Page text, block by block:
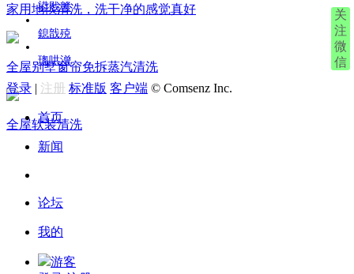
家用地毯清洗，洗干净的感觉真好
全屋别墅窗帘免拆蒸汽清洗
全屋软装清洗
鍙戝竷
鎴戠殑
璁哄潧
关
注
微
信
登录 | 注册 标准版 客户端 © Comsenz Inc.
首页
新闻
论坛
我的
游客